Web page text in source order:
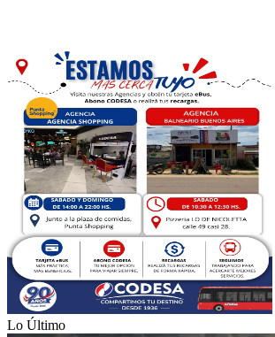
Lo Último